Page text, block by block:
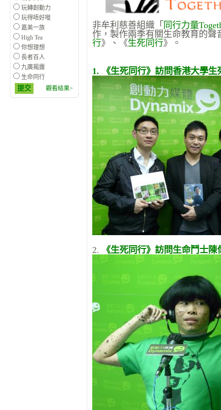
玩轉創動力
玩得唔好嘥
嘉美一族
High Tea
你想理想
長者百人
九廣揭露
生命同行
提交 觀看結果>
非牟利慈善組織「 同行力量
作，製作兩季有關生命教育的聲
行》、《生死同行》。
1. 《生死同行》訪問香港大學
2. 《生死同行》訪問生命鬥士